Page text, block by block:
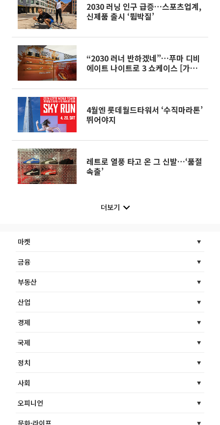
2030 러닝 인구 급증…스포츠업계,
신제품 출시 ‘뜀박질’
“2030 러너 반하겠네”…푸마 디비
에이트 나이트로 3 쇼케이스 [가보
4월엔 롯데월드타워서 ‘수직마라톤’
뛰어야지
레트로 열풍 타고 온 그 신발…‘품절
속출’
더보기
마켓
금융
부동산
산업
경제
국제
정치
사회
오피니언
문화·라이프